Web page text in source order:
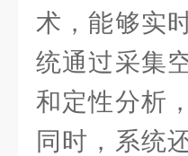
术，能够实
统通过采集
和定性分析
同时，系统